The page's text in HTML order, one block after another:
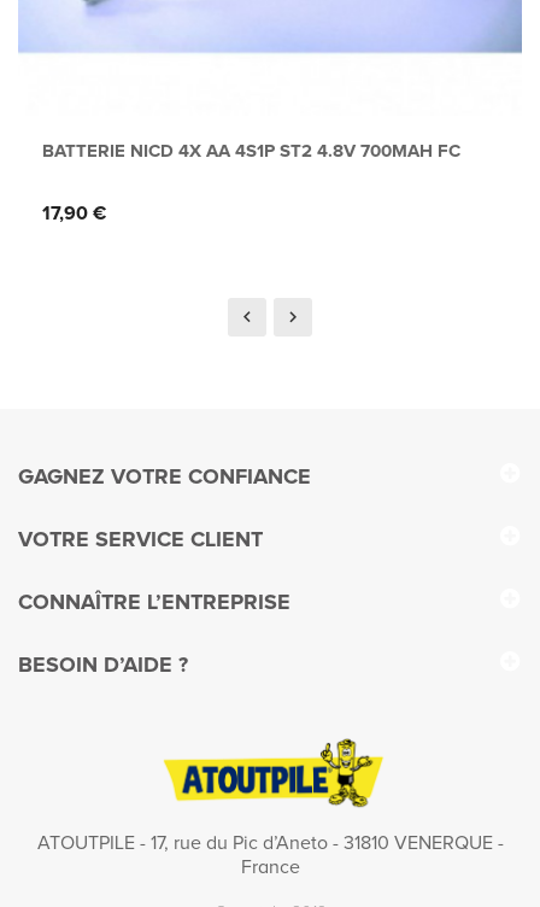
BATTERIE NICD 4X AA 4S1P ST2 4.8V 700MAH FC
Prix
17,90 €
GAGNEZ VOTRE CONFIANCE
VOTRE SERVICE CLIENT
CONNAÎTRE L’ENTREPRISE
BESOIN D’AIDE ?
ATOUTPILE - 17, rue du Pic d’Aneto - 31810 VENERQUE -
France